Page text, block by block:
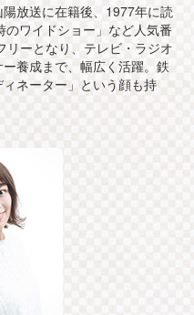
放送に在籍後、1977年に読
ワイドショー」など人気番
ーとなり、テレビ・ラジオ
養成まで、幅広く活躍。鉄
ネーター」という顔も持